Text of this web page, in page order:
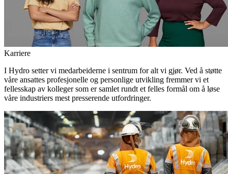
Karriere
I Hydro setter vi medarbeiderne i sentrum for alt vi gjør. Ved å støtte
våre ansattes profesjonelle og personlige utvikling fremmer vi et
fellesskap av kolleger som er samlet rundt et felles formål om å løse
våre industriers mest presserende utfordringer.